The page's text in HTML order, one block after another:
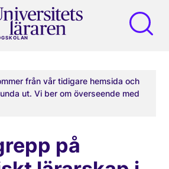
från vår tidigare hemsida och
ut. Vi ber om överseende med
på